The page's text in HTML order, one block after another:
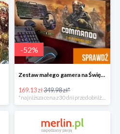
-52%
Zestaw małego gamera na Święta w super cenie
169.13 zł349.98 zł*